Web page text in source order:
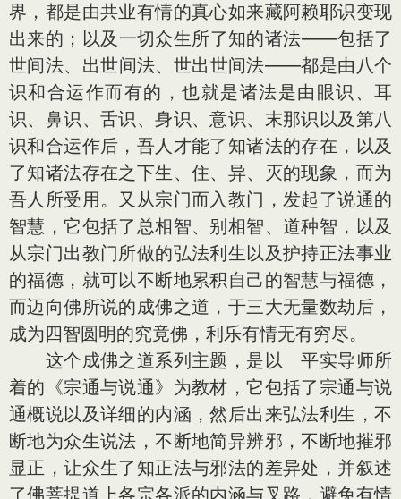
界，都是由共业有情的真心如来藏阿赖耶识变现
出来的；以及一切众生所了知的诸法——包括了
世间法、出世间法、世出世间法——都是由八个
识和合运作而有的，也就是诸法是由眼识、耳
识、鼻识、舌识、身识、意识、末那识以及第八
识和合运作后，吾人才能了知诸法的存在，以及
了知诸法存在之下生、住、异、灭的现象，而为
吾人所受用。又从宗门而入教门，发起了说通的
智慧，它包括了总相智、别相智、道种智，以及
从宗门出教门所做的弘法利生以及护持正法事业
的福德，就可以不断地累积自己的智慧与福德，
而迈向佛所说的成佛之道，于三大无量数劫后，
成为四智圆明的究竟佛，利乐有情无有穷尽。
这个成佛之道系列主题，是以 平实导师所
着的《宗通与说通》为教材，它包括了宗通与说
通概说以及详细的内涵，然后出来弘法利生，不
断地为众生说法，不断地简异辨邪，不断地摧邪
显正，让众生了知正法与邪法的差异处，并叙述
了佛菩提道上各宗各派的内涵与叉路，避免有情